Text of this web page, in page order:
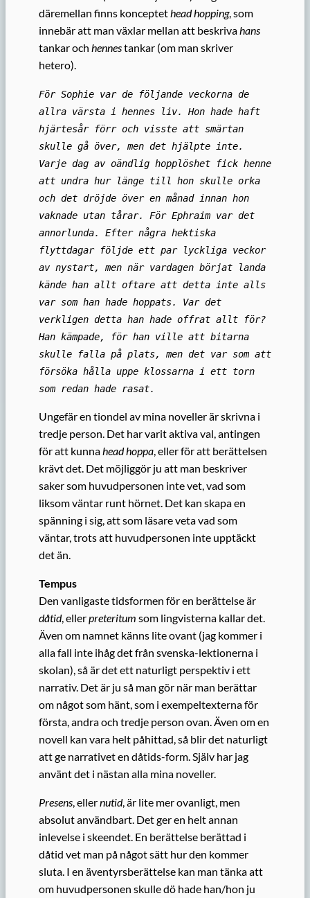
däremellan finns konceptet head hopping, som
innebär att man växlar mellan att beskriva hans
tankar och hennestankar (om man skriver
hetero).
För Sophie var de följande veckorna de
allra värsta i hennes liv. Hon hade haft
hjärtesår förr och visste att smärtan
skulle gå över, men det hjälpte inte.
Varje dag av oändlig hopplöshet fick henne
att undra hur länge till hon skulle orka
och det dröjde över en månad innan hon
vaknade utan tårar. För Ephraim var det
annorlunda. Efter några hektiska
flyttdagar följde ett par lyckliga veckor
av nystart, men när vardagen börjat landa
kände han allt oftare att detta inte alls
var som han hade hoppats. Var det
verkligen detta han hade offrat allt för?
Han kämpade, för han ville att bitarna
skulle falla på plats, men det var som att
försöka hålla uppe klossarna i ett torn
som redan hade rasat.
Ungefär en tiondel av mina noveller är skrivna i
tredje person. Det har varit aktiva val, antingen
för att kunnahead hoppa, eller för att berättelsen
krävt det. Det möjliggör ju att man beskriver
saker som huvudpersonen inte vet, vad som
liksom väntar runt hörnet. Det kan skapa en
spänning i sig, att som läsare veta vad som
väntar, trots att huvudpersonen inte upptäckt
det än.
Tempus
Den vanligaste tidsformen för en berättelse är
dåtid, ellerpreteritum som lingvisterna kallar det.
Även om namnet känns lite ovant (jag kommer i
alla fall inte ihåg det från svenska-lektionerna i
skolan), så är det ett naturligt perspektiv i ett
narrativ. Det är ju så man gör när man berättar
om något som hänt, som i exempeltexterna för
första, andra och tredje person ovan. Även om en
novell kan vara helt påhittad, så blir det naturligt
att ge narrativet en dåtids-form. Själv har jag
använt det i nästan alla mina noveller.
Presens, ellernutid, är lite mer ovanligt, men
absolut användbart. Det ger en helt annan
inlevelse i skeendet. En berättelse berättad i
dåtid vet man på något sätt hur den kommer
sluta. I en äventyrsberättelse kan man tänka att
om huvudpersonen skulle dö hade han/hon ju